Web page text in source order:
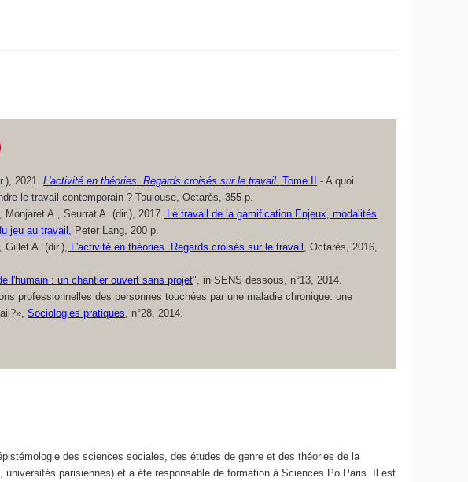
2021.L'activité en théories. Regards croisés sur le travail. Tome II - A quoi
le travail contemporain ? Toulouse, Octarès, 355 p.
A., Seurrat A. (dir.), 2017. Le travail de la gamification Enjeux, modalités
jeu au travail,
Peter Lang, 200 p.
A. (dir.), L'activité en théories. Regards croisés sur le travail , Octarès, 2016,
l'humain : un chantier ouvert sans projet", in SENS dessous, n°13, 2014.
professionnelles des personnes touchées par une maladie chronique: une
Sociologies pratiques , n°28, 2014.
des sciences sociales, des études de genre et des théories de la
parisiennes) et a été responsable de formation à Sciences Po Paris. Il est